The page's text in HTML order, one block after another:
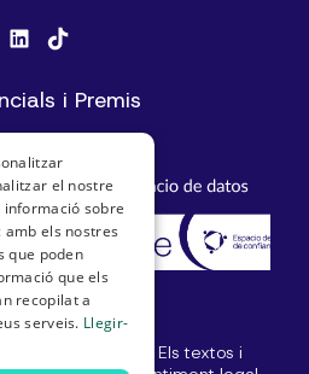
i Premis
drets reservats. Els textos i
el nostre
sobre
els nostres
que poden
que els
recopilat a
serveis. Llegir-